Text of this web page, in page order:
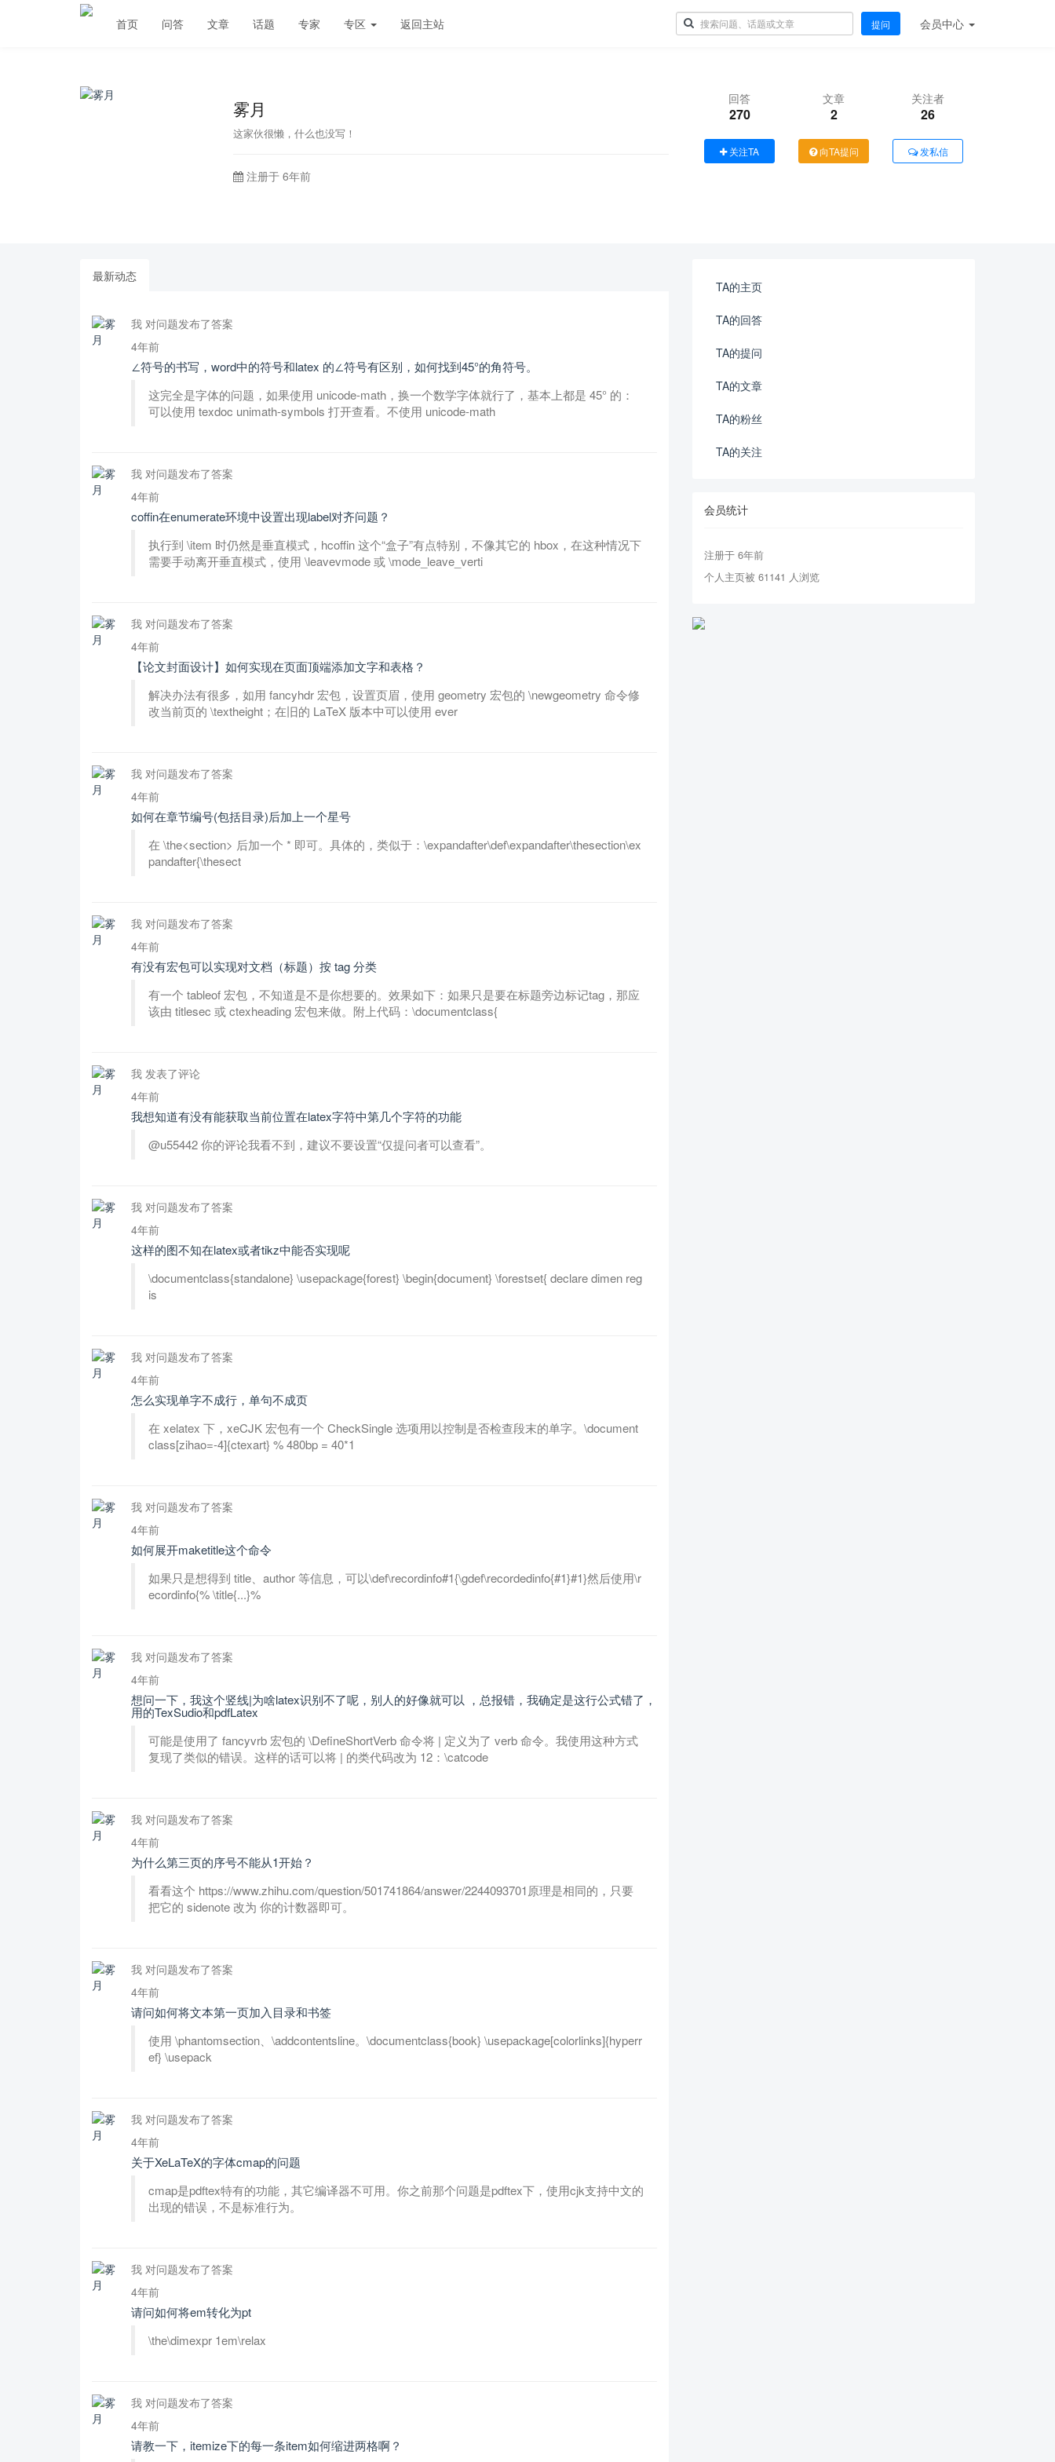
首页 问答 文章 话题 专家 专区 返回主站 提问 会员中心
雾月
这家伙很懒，什么也没写！
注册于 6年前
回答
270
文章
2
关注者
26
关注TA 向TA提问 发私信
最新动态
我 对问题发布了答案
4年前
∠符号的书写，word中的符号和latex 的∠符号有区别，如何找到45°的角符号。
这完全是字体的问题，如果使用 unicode-math，换一个数学字体就行了，基本上都是 45° 的：
可以使用 texdoc unimath-symbols 打开查看。不使用 unicode-math
我 对问题发布了答案
4年前
coffin在enumerate环境中设置出现label对齐问题？
执行到 \item 时仍然是垂直模式，hcoffin 这个“盒子”有点特别，不像其它的 hbox，在这种情况下
需要手动离开垂直模式，使用 \leavevmode 或 \mode_leave_verti
我 对问题发布了答案
4年前
【论文封面设计】如何实现在页面顶端添加文字和表格？
解决办法有很多，如用 fancyhdr 宏包，设置页眉，使用 geometry 宏包的 \newgeometry 命令修
改当前页的 \textheight；在旧的 LaTeX 版本中可以使用 ever
我 对问题发布了答案
4年前
如何在章节编号(包括目录)后加上一个星号
在 \the<section> 后加一个 * 即可。具体的，类似于：\expandafter\def\expandafter\thesection\ex
pandafter{\thesect
我 对问题发布了答案
4年前
有没有宏包可以实现对文档（标题）按 tag 分类
有一个 tableof 宏包，不知道是不是你想要的。效果如下：如果只是要在标题旁边标记tag，那应
该由 titlesec 或 ctexheading 宏包来做。附上代码：\documentclass{
我 发表了评论
4年前
我想知道有没有能获取当前位置在latex字符中第几个字符的功能
@u55442 你的评论我看不到，建议不要设置“仅提问者可以查看”。
我 对问题发布了答案
4年前
这样的图不知在latex或者tikz中能否实现呢
\documentclass{standalone} \usepackage{forest} \begin{document} \forestset{ declare dimen reg
is
我 对问题发布了答案
4年前
怎么实现单字不成行，单句不成页
在 xelatex 下，xeCJK 宏包有一个 CheckSingle 选项用以控制是否检查段末的单字。\document
class[zihao=-4]{ctexart} % 480bp = 40*1
我 对问题发布了答案
4年前
如何展开maketitle这个命令
如果只是想得到 title、author 等信息，可以\def\recordinfo#1{\gdef\recordedinfo{#1}#1}然后使用\r
ecordinfo{% \title{...}%
我 对问题发布了答案
4年前
想问一下，我这个竖线|为啥latex识别不了呢，别人的好像就可以 ，总报错，我确定是这行公式错了，
用的TexSudio和pdfLatex
可能是使用了 fancyvrb 宏包的 \DefineShortVerb 命令将 | 定义为了 verb 命令。我使用这种方式
复现了类似的错误。这样的话可以将 | 的类代码改为 12：\catcode
我 对问题发布了答案
4年前
为什么第三页的序号不能从1开始？
看看这个 https://www.zhihu.com/question/501741864/answer/2244093701原理是相同的，只要
把它的 sidenote 改为 你的计数器即可。
我 对问题发布了答案
4年前
请问如何将文本第一页加入目录和书签
使用 \phantomsection、\addcontentsline。\documentclass{book} \usepackage[colorlinks]{hyperr
ef} \usepack
我 对问题发布了答案
4年前
关于XeLaTeX的字体cmap的问题
cmap是pdftex特有的功能，其它编译器不可用。你之前那个问题是pdftex下，使用cjk支持中文的
出现的错误，不是标准行为。
我 对问题发布了答案
4年前
请问如何将em转化为pt
\the\dimexpr 1em\relax
我 对问题发布了答案
4年前
请教一下，itemize下的每一条item如何缩进两格啊？
TA的主页
TA的回答
TA的提问
TA的文章
TA的粉丝
TA的关注
会员统计
注册于 6年前
个人主页被 61141 人浏览